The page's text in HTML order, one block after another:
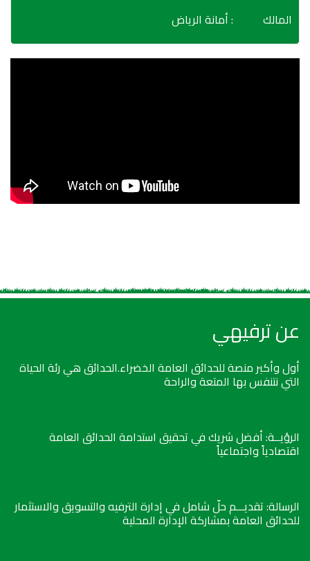
المالك : أمانة الرياض
عن ترفيهي
أول وأكبر منصة للحدائق العامة الخضراء.الحدائق هي رئة الحياة
التي نتنفس بها المتعة والراحة
الرؤيــة: أفضل شريك في تحقيق استدامة الحدائق العامة
اقتصادياً واجتماعياً
الرسالة: تقديـــم حلّ شامل في إدارة الترفيه والتسويق والاستثمار
للحدائق العامة بمشاركة الإدارة المحلية